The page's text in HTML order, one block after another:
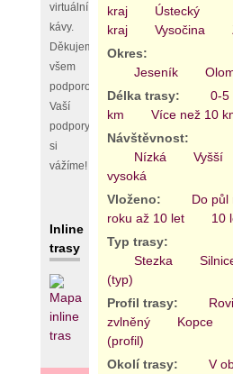
virtuální
kávy.
Děkujeme
všem
podporovatelům,
Vaší
podpory
si
vážíme!
Inline
trasy
kraj
Ústecký
kraj
Vysočina
Okres:
Jeseník
Délka trasy:
0-5
km
Více než 10
Návštěvnost:
Nízká
Vyšší
vysoká
Vloženo:
Do půl
roku až 10 let
10
Typ trasy:
Stezka
(typ)
Profil trasy:
zvlněný
Kopce
(profil)
Okolí trasy:
V